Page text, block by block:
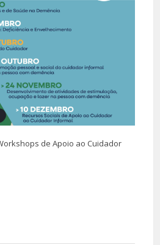
de Apoio ao Cuidador